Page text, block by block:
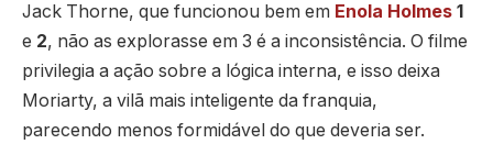
Jack Thorne, que funcionou bem em Enola Holmes 1
e 2, não as explorasse em 3 é a inconsistência. O filme
privilegia a ação sobre a lógica interna, e isso deixa
Moriarty, a vilã mais inteligente da franquia,
parecendo menos formidável do que deveria ser.